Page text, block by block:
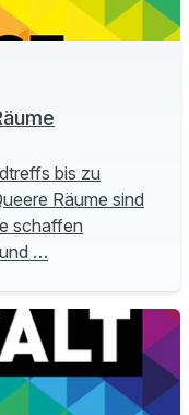
bis zu
Räume sind
schaffen
…